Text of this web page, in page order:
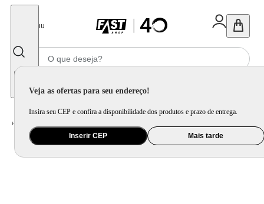
Menu
Veja as ofertas para seu endereço!
Insira seu CEP e confira a disponibilidade dos produtos e prazo de entrega.
Inserir CEP Mais tarde
Home